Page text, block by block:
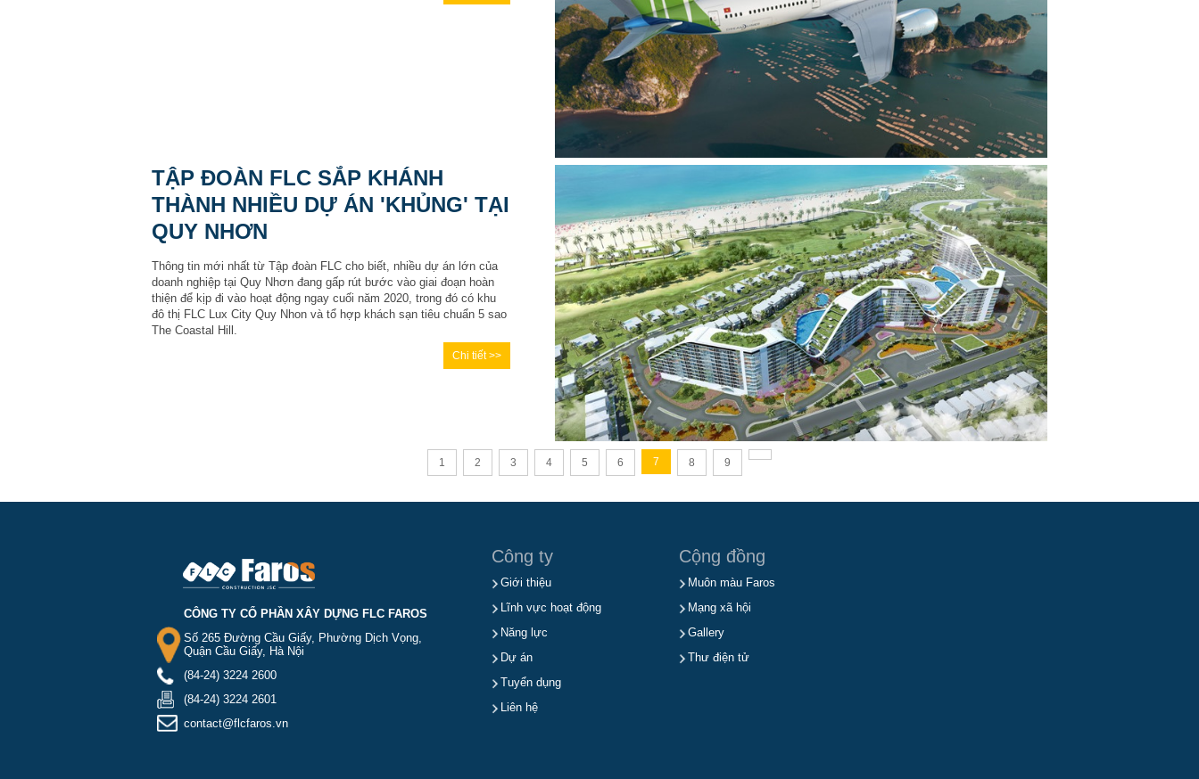
TẬP ĐOÀN FLC SẮP KHÁNH
THÀNH NHIỀU DỰ ÁN 'KHỦNG' TẠI
QUY NHƠN
Thông tin mới nhất từ Tập đoàn FLC cho biết, nhiều dự án lớn của
doanh nghiệp tại Quy Nhơn đang gấp rút bước vào giai đoạn hoàn
thiện để kịp đi vào hoạt động ngay cuối năm 2020, trong đó có khu
đô thị FLC Lux City Quy Nhon và tổ hợp khách sạn tiêu chuẩn 5 sao
The Coastal Hill.
Chi tiết >>
1 2 3 4 5 6 7 8 9
CÔNG TY CỔ PHẦN XÂY DỰNG FLC FAROS
Số 265 Đường Cầu Giấy, Phường Dịch Vọng,
Quận Cầu Giấy, Hà Nội
(84-24) 3224 2600
(84-24) 3224 2601
contact@flcfaros.vn
Công ty
Giới thiệu
Lĩnh vực hoạt động
Năng lực
Dự án
Tuyển dụng
Liên hệ
Cộng đồng
Muôn màu Faros
Mạng xã hội
Gallery
Thư điện tử